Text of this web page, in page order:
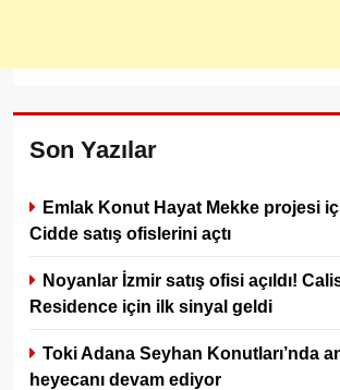
Son Yazılar
Emlak Konut Hayat Mekke projesi
Cidde satış ofislerini açtı
Noyanlar İzmir satış ofisi açıldı!
Residence için ilk sinyal geldi
Toki Adana Seyhan Konutları’nda
heyecanı devam ediyor